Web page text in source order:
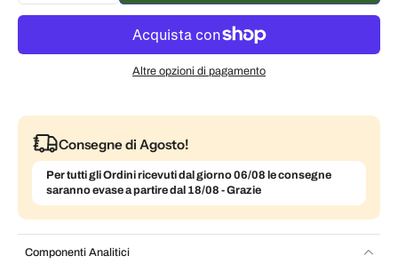
Consegna ogni mese, 5% di sconto
€1,70 EUR
Altre opzioni di pagamento
Consegne di Agosto!
Per tutti gli Ordini ricevuti dal giorno 06/08 le consegne
saranno evase a partire dal 18/08 - Grazie
Componenti Analitici